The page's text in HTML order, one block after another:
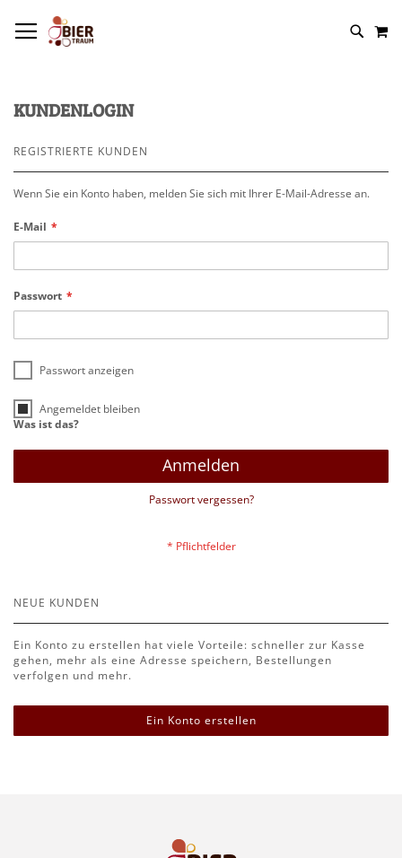
KUNDENLOGIN
REGISTRIERTE KUNDEN
Wenn Sie ein Konto haben, melden Sie sich mit Ihrer E-Mail-Adresse an.
E-Mail
Passwort
Passwort anzeigen
Angemeldet bleiben
Was ist das?
Anmelden
Passwort vergessen?
NEUE KUNDEN
Ein Konto zu erstellen hat viele Vorteile: schneller zur Kasse
gehen, mehr als eine Adresse speichern, Bestellungen
verfolgen und mehr.
Ein Konto erstellen